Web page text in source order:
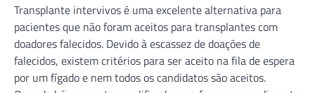
Transplante intervivos é uma excelente alternativa para
pacientes que não foram aceitos para transplantes com
doadores falecidos. Devido à escassez de doações de
falecidos, existem critérios para ser aceito na fila de espera
por um fígado e nem todos os candidatos são aceitos.